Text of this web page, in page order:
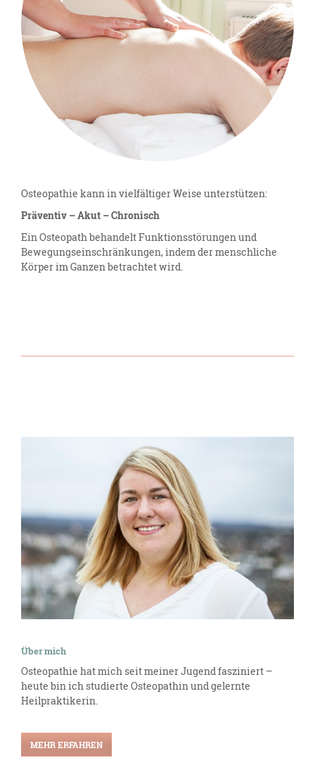
Osteopathie kann in vielfältiger Weise unterstützen:
Präventiv – Akut – Chronisch
Ein Osteopath behandelt Funktionsstörungen und
Bewegungseinschränkungen, indem der menschliche
Körper im Ganzen betrachtet wird.
Über mich
Osteopathie hat mich seit meiner Jugend fasziniert –
heute bin ich studierte Osteopathin und gelernte
Heilpraktikerin.
MEHR ERFAHREN